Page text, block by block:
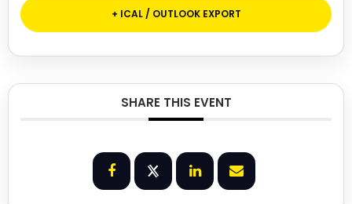
+ ICAL / OUTLOOK EXPORT
SHARE THIS EVENT